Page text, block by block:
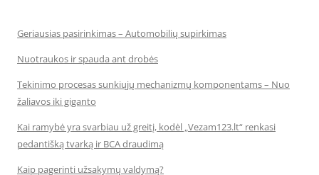
Geriausias pasirinkimas – Automobilių supirkimas
Nuotraukos ir spauda ant drobės
Tekinimo procesas sunkiųjų mechanizmų komponentams – Nuo
žaliavos iki giganto
Kai ramybė yra svarbiau už greitį, kodėl „Vezam123.lt“ renkasi
pedantišką tvarką ir BCA draudimą
Kaip pagerinti užsakymų valdymą?